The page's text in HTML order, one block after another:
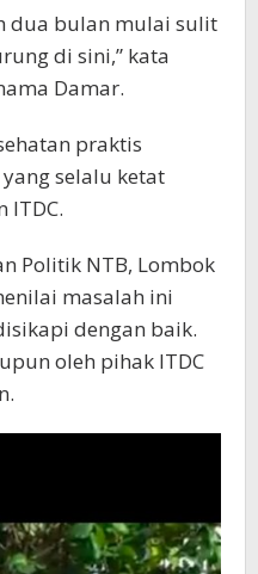
dua bulan mulai sulit
di sini,” kata
Damar.
praktis
selalu ketat
ITDC.
Politik NTB, Lombok
masalah ini
dengan baik.
oleh pihak ITDC